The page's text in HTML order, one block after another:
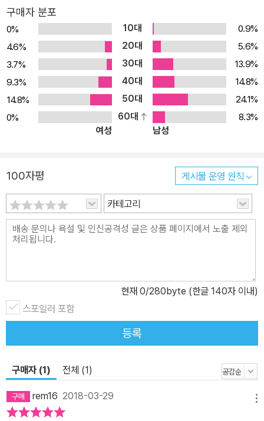
계승하고 있다. 자본주의 경제에서 자본이 지향하는 바는 좀 더 나은
양질의 상품생산이 아니라 많은 양의 생산을 통한 이익의 극대화라는
사실을 확인하는 한편, 자유롭고 풍요로운 삶은 다른 사람들과의 연
대를 통해서만 실현될 수 있다는 그녀의 생각은 사회적 관계를 주제
로 삼은 정치 경제학 비판을 출발점으로 삼은 것으로 볼 수 있다. 그럼
에도 그녀의 대안은 역사학파나 사회주의자들이 전통적으로 추구하
던 방법에 얽매이지 않는다. 그녀는 독일인으로서 독일의 지적 유산
을 충실히 계승하고 있지만 동시에 두 전통 모두 비판적으로 적용하
고 있다는 점에서 대단히 현실적이다.
시장 권력을 장악하고 있지만 그들에게 성공을 안겨 준 기술들은 공
공 연구 기관이나 대학 연구소들에서 발전한 것이라는 사실을 분명하
게 드러낸다. 예컨대 애플이 채택한 열두 개 핵심 기술이 모두 국가의
재정 지원을 받아 개발된 기술들이다. 결국 납세자들이 재정을 댄 기
술을 이용해 막대한 이익을 내는 기업들이 그 시민들의 이익에 반하
는 영업행위를 하고 있다고 지적하면서 저자는 국가 경제 개입의 방
향이 대단히 중요하다는 사실을 독자들에게 각인시키는 데 성공하고
있다. 인공지능이나 3D 프린트가 제공하는 환상에 젖어 시장 지배 권
력에게 우리의 미래를 맡기는 대신 국가 권력을 모두에게 유익한 진
정한 혁신을 이루는 데 사용해야 한다는 점을 저자는 새삼 일깨운다.
바겐크네히트는 금융 부문의 개혁을 우선 과제로 삼아야 한다고 주창
한다. 1321년 카탈루냐에서는 파산한 은행가를 참수형에 처하게 한
법이 제정되었다는 역사적 사실을 들추어내, 오늘의 금융 자본은 어
가 그 손실을 보전해주는 것과 대조시킴으로써 오늘의 관행이 얼마나
터무니없는 것인가를 확인시킨다. 돈은 공공재라는 인식에서 출발해
금융자본의 무책임한 이윤 증대에 종지부를 찍고, 지역 민주주의에
토대를 둔 새로운 금융 경제의 건설을 제안하면서 그녀는 경제 사정
이 전혀 다른 여러 나라에 획일적으로 유로화를 강제하는 오늘의 유
로 체제를 비판한다. 한 국가 안에서도 민주주의가 더 잘 작동하려면
작은 지역공동체 주민들이 주체적으로 의사를 결정하고 그것이 국내
정치에 반영되어야 하듯이 유럽연합 내 혹은 세계 여러 지역 경제 단
위들의 서로 다른 상황이 반드시 고려될 때에만 국제적 연대와 협력
구매자 분포
0% 10대
0.9%
4.6%
20대
5.6%
3.7%
30대
13.9%
9.3%
40대
14.8%
14.8%
50대
24.1%
0%
60대
8.3%
여성
남성
100자평 게시물 운영 원칙
카테고리
현재 0/280byte (한글 140자 이내)
스포일러 포함
등록
구매자 (1) 전체 (1)
rem16 2018-03-29